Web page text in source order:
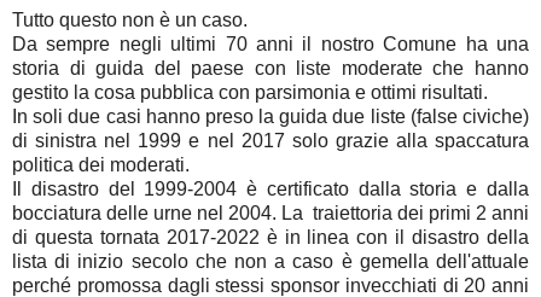
Tutto questo non è un caso.
Da sempre negli ultimi 70 anni il nostro Comune ha una
storia di guida del paese con liste moderate che hanno
gestito la cosa pubblica con parsimonia e ottimi risultati.
In soli due casi hanno preso la guida due liste (false civiche)
di sinistra nel 1999 e nel 2017 solo grazie alla spaccatura
politica dei moderati.
Il disastro del 1999-2004 è certificato dalla storia e dalla
bocciatura delle urne nel 2004. La traiettoria dei primi 2 anni
di questa tornata 2017-2022 è in linea con il disastro della
lista di inizio secolo che non a caso è gemella dell'attuale
perché promossa dagli stessi sponsor invecchiati di 20 anni